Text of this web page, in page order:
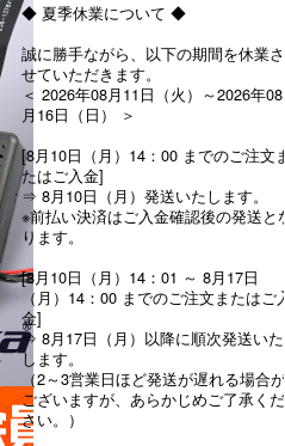
◆ 夏季休業について ◆
誠に勝手ながら、以下の期間を休業さ
せていただきます。
＜ 2026年08月11日（火）～2026年08
月16日（日） ＞
[8月10日（月）14：00 までのご注文ま
たはご入金]
⇒ 8月10日（月）発送いたします。
※前払い決済はご入金確認後の発送とな
ります。
[8月10日（月）14：01 ～ 8月17日
（月）14：00 までのご注文またはご入
金]
⇒ 8月17日（月）以降に順次発送いた
します。
（2～3営業日ほど発送が遅れる場合が
ございますが、あらかじめご了承くだ
さい。）